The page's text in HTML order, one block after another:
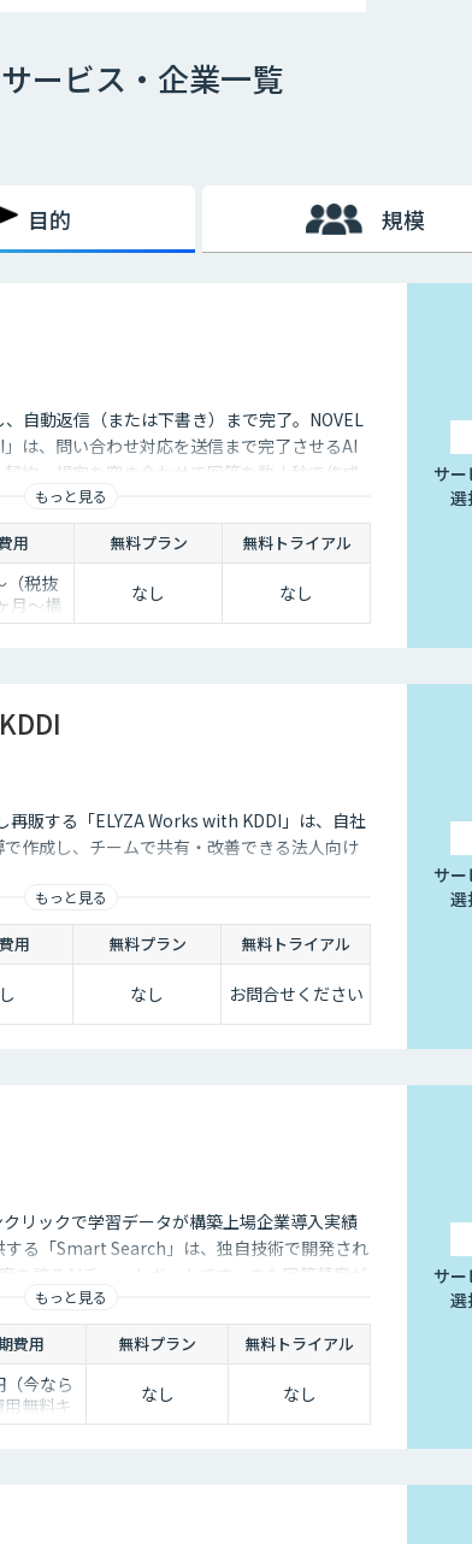
コミュニケーションを図ることで、顧客との関係
回答ができなかった場合は、オペレーターによる
ったオペレーターがチャットによる対応を行うと
積されたナレッジは、問い合わせをリアルタイムで
示するサービスにも活用することが可能です。回答
、回答にかかる時間の短縮でき、顧客からの電話
ービス・企業一覧
目的 規模
自動返信（または下書き）まで完了。NOVEL
は、問い合わせ対応を送信まで完了させるAI
契約・規定を突き合わせて回答を数十秒で作成
選べます。
もっと見る
用 無料プラン 無料トライアル
（税抜
月〜構
なし なし
サー
選
再販する「ELYZA Works with KDDI」は、自社
作成し、チームで共有・改善できる法人向け
もっと見る
用 無料プラン 無料トライアル
なし お問合せください
サー
選
リックで学習データが構築上場企業導入実績
る「Smart Search」は、独自技術で開発され
を誇るAIチャットボットです。また回答精度が
身でチューニングができる、簡単でかつ高精
もっと見る
費用 無料プラン 無料トライアル
（今なら
無料キ
ン中）
なし なし
サー
選